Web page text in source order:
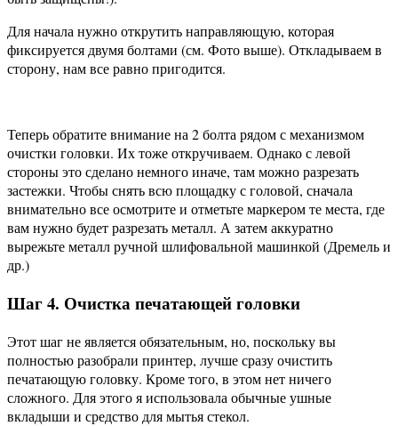
Для начала нужно открутить направляющую, которая
фиксируется двумя болтами (см. Фото выше). Откладываем в
сторону, нам все равно пригодится.
Теперь обратите внимание на 2 болта рядом с механизмом
очистки головки. Их тоже откручиваем. Однако с левой
стороны это сделано немного иначе, там можно разрезать
застежки. Чтобы снять всю площадку с головой, сначала
внимательно все осмотрите и отметьте маркером те места, где
вам нужно будет разрезать металл. А затем аккуратно
вырежьте металл ручной шлифовальной машинкой (Дремель и
др.)
Шаг 4. Очистка печатающей головки
Этот шаг не является обязательным, но, поскольку вы
полностью разобрали принтер, лучше сразу очистить
печатающую головку. Кроме того, в этом нет ничего
сложного. Для этого я использовала обычные ушные
вкладыши и средство для мытья стекол.